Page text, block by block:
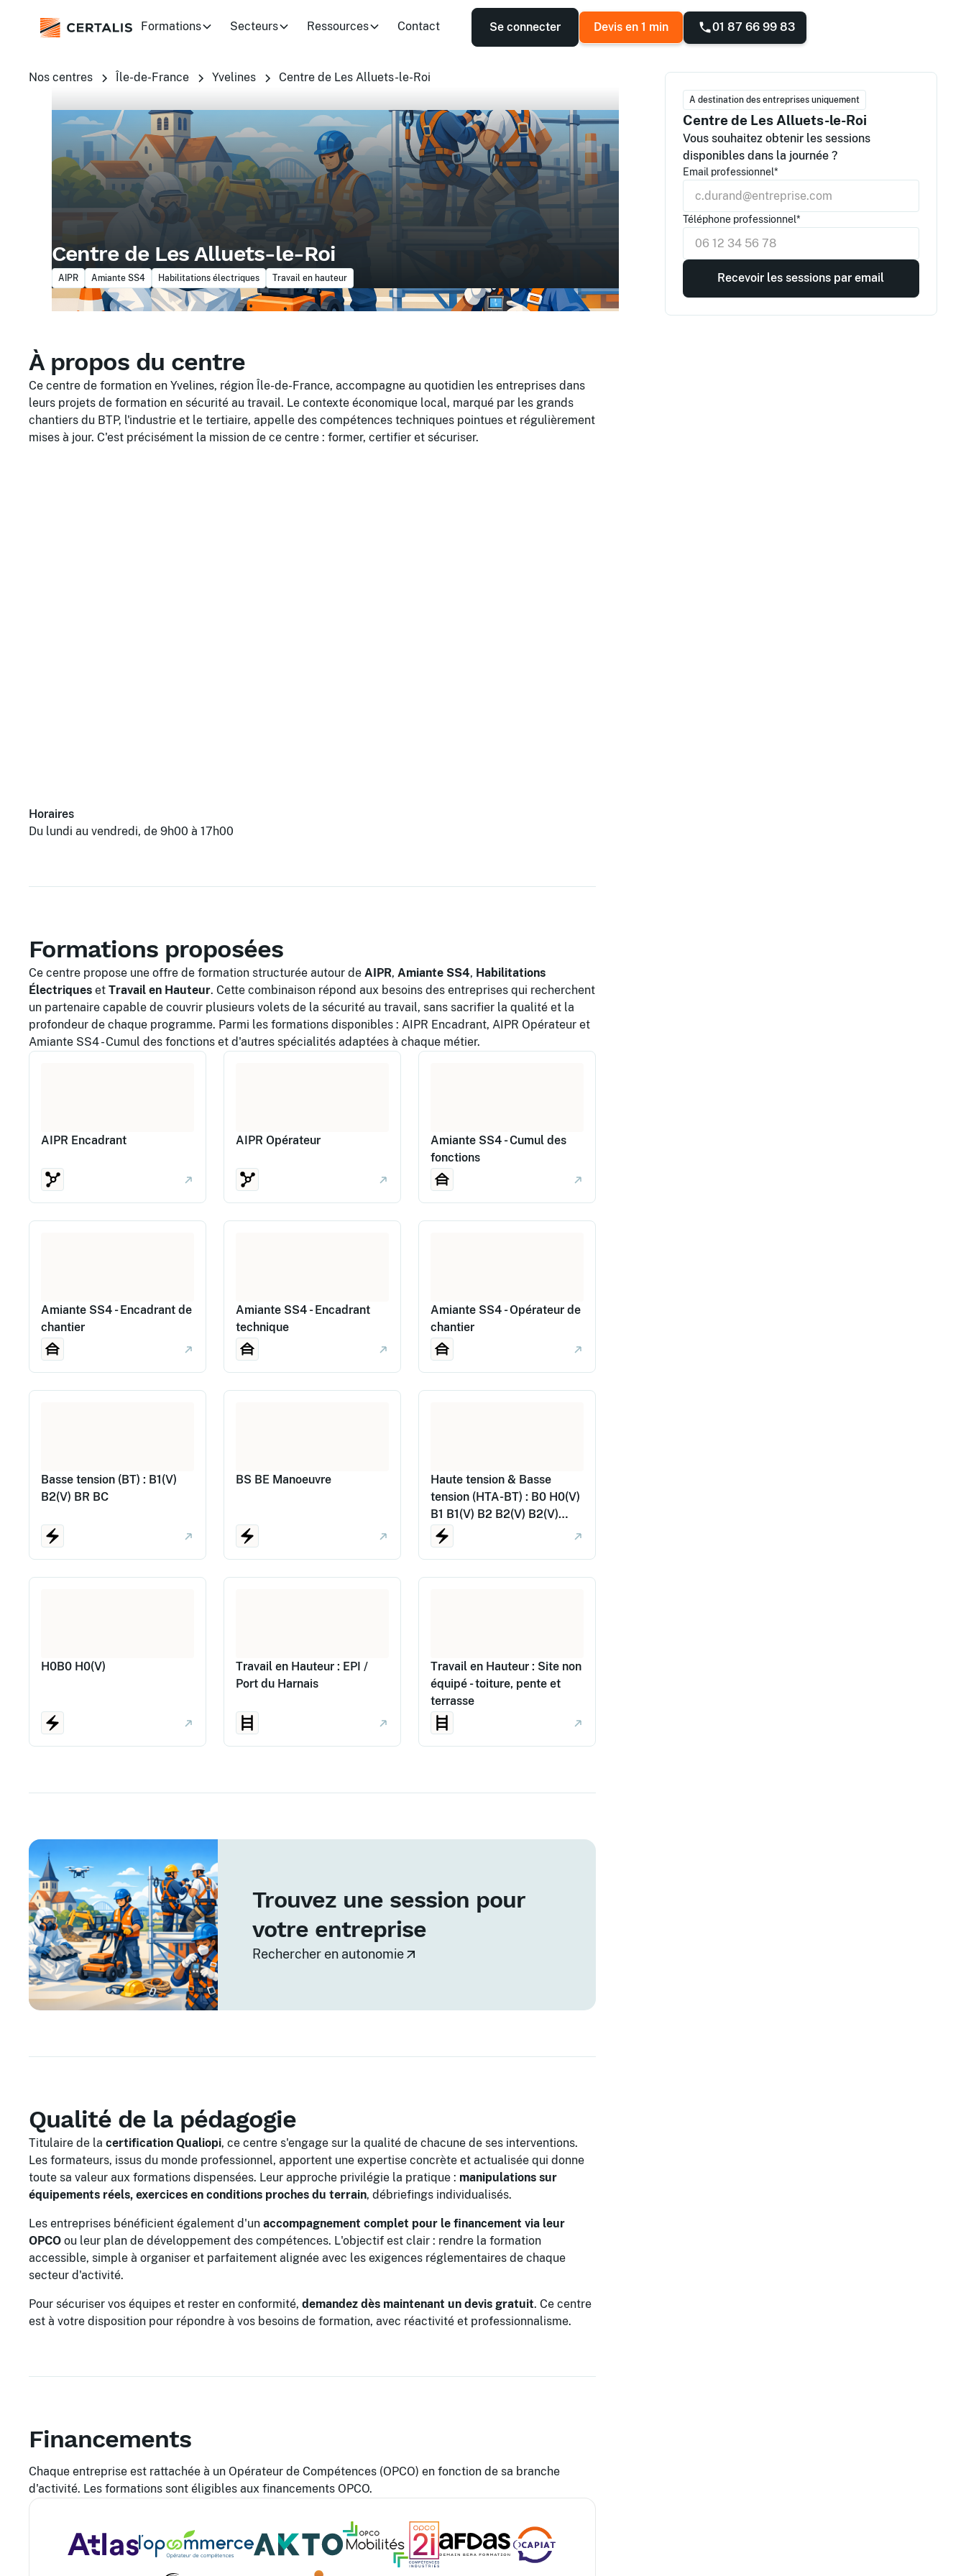
Formations Secteurs Ressources Contact Se connecter Devis en 1 min 01 87 66 99 83
Nos centres Île-de-France Yvelines Centre de Les Alluets-le-Roi
Centre de Les Alluets-le-Roi
AIPR Amiante SS4 Habilitations électriques Travail en hauteur
À propos du centre
Ce centre de formation en Yvelines, région Île-de-France, accompagne au quotidien les entreprises dans
leurs projets de formation en sécurité au travail. Le contexte économique local, marqué par les grands
chantiers du BTP, l'industrie et le tertiaire, appelle des compétences techniques pointues et régulièrement
mises à jour. C'est précisément la mission de ce centre : former, certifier et sécuriser.
Horaires
Du lundi au vendredi, de 9h00 à 17h00
Formations proposées
Ce centre propose une offre de formation structurée autour de AIPR, Amiante SS4, Habilitations
Électriques et Travail en Hauteur. Cette combinaison répond aux besoins des entreprises qui recherchent
un partenaire capable de couvrir plusieurs volets de la sécurité au travail, sans sacrifier la qualité et la
profondeur de chaque programme. Parmi les formations disponibles : AIPR Encadrant, AIPR Opérateur et
Amiante SS4 - Cumul des fonctions et d'autres spécialités adaptées à chaque métier.
AIPR Encadrant AIPR Opérateur
Amiante SS4 - Cumul des
fonctions
Amiante SS4 - Encadrant de
chantier
Amiante SS4 - Encadrant
technique
Amiante SS4 - Opérateur de
chantier
Basse tension (BT) : B1(V)
B2(V) BR BC
BS BE Manoeuvre
Haute tension & Basse
tension (HTA-BT) : B0 H0(V)
B1 B1(V) B2 B2(V) B2(V)
Essai BR BC H1 H1(V) H2
H2(V) HC
H0B0 H0(V)
Travail en Hauteur : EPI /
Port du Harnais
Travail en Hauteur : Site non
équipé - toiture, pente et
terrasse
Trouvez une session pour
votre entreprise
Rechercher en autonomie
Qualité de la pédagogie
Titulaire de la certification Qualiopi, ce centre s'engage sur la qualité de chacune de ses interventions.
Les formateurs, issus du monde professionnel, apportent une expertise concrète et actualisée qui donne
toute sa valeur aux formations dispensées. Leur approche privilégie la pratique : manipulations sur
équipements réels, exercices en conditions proches du terrain, débriefings individualisés.
Les entreprises bénéficient également d'un accompagnement complet pour le financement via leur
OPCO ou leur plan de développement des compétences. L'objectif est clair : rendre la formation
accessible, simple à organiser et parfaitement alignée avec les exigences réglementaires de chaque
secteur d'activité.
Pour sécuriser vos équipes et rester en conformité, demandez dès maintenant un devis gratuit. Ce centre
est à votre disposition pour répondre à vos besoins de formation, avec réactivité et professionnalisme.
Financements
Chaque entreprise est rattachée à un Opérateur de Compétences (OPCO) en fonction de sa branche
d'activité. Les formations sont éligibles aux financements OPCO.
A destination des entreprises uniquement
Centre de Les Alluets-le-Roi
Vous souhaitez obtenir les sessions
disponibles dans la journée ?
Email professionnel*
Téléphone professionnel*